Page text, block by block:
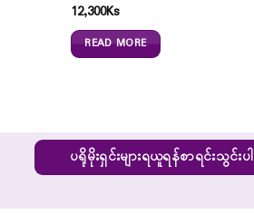
12,300Ks
READ MORE
ပရိုမိုးရှင်းများရယူရန်စာရင်းသွင်းပါ